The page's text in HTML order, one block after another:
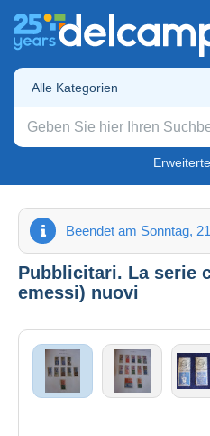
Alle Kategorien
Beendet am Sonntag,
Pubblicitari. La serie
emessi) nuovi